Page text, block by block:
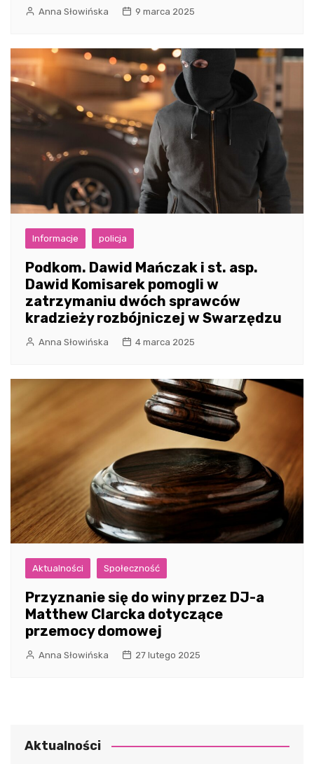
Anna Słowińska 9 marca 2025
Informacje policja
Podkom. Dawid Mańczak i st. asp.
Dawid Komisarek pomogli w
zatrzymaniu dwóch sprawców
kradzieży rozbójniczej w Swarzędzu
Anna Słowińska 4 marca 2025
Aktualności Społeczność
Przyznanie się do winy przez DJ-a
Matthew Clarcka dotyczące
przemocy domowej
Anna Słowińska 27 lutego 2025
Aktualności